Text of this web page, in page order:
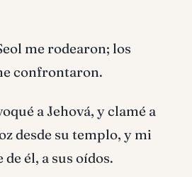
me rodearon; los
confrontaron.
a Jehová, y clamé a
desde su templo, y mi
él, a sus oídos.